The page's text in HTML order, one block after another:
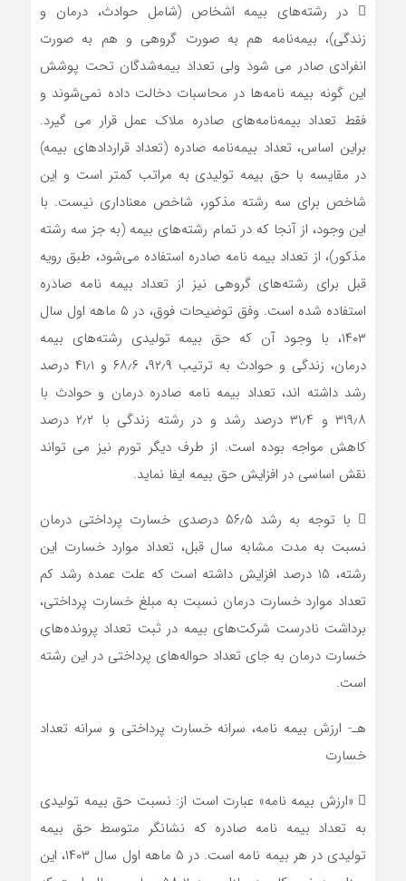
 در رشته‌های بیمه اشخاص (شامل حوادث، درمان و
زندگی)، بیمه‌نامه هم به صورت گروهی و هم به صورت
انفرادی صادر می شود ولی تعداد بیمه‌شدگان تحت پوشش
این گونه بیمه نامه‌ها در محاسبات دخالت داده نمی‌شوند و
فقط تعداد بیمه‌نامه‌های صادره ملاک عمل قرار می گیرد.
براین اساس، تعداد بیمه‌نامه صادره (تعداد قراردادهای بیمه)
در مقایسه با حق بیمه تولیدی به مراتب کمتر است و این
شاخص برای سه رشته مذکور، شاخص معناداری نیست. با
این وجود، از آنجا که در تمام رشته‌های بیمه (به جز سه رشته
مذکور)، از تعداد بیمه نامه صادره استفاده می‌شود، طبق رویه
قبل برای رشته‌های گروهی نیز از تعداد بیمه نامه صادره
استفاده شده است. وفق توضیحات فوق، در ۵ ماهه اول سال
۱۴۰۳، با وجود آن که حق بیمه تولیدی رشته‌های بیمه
درمان، زندگی و حوادث به ترتیب ۹۲٫۹، ۶۸٫۶ و ۴۱٫۱ درصد
رشد داشته اند، تعداد بیمه نامه صادره درمان و حوادث با
۳۱۹٫۸ و ۳۱٫۴ درصد رشد و در رشته زندگی با ۲٫۲ درصد
کاهش مواجه بوده است. از طرف دیگر تورم نیز می تواند
نقش اساسی در افزایش حق بیمه ایفا نماید.
 با توجه به رشد ۵۶٫۵ درصدی خسارت پرداختی درمان
نسبت به مدت مشابه سال قبل، تعداد موارد خسارت این
رشته، ۱۵ درصد افزایش داشته است که علت عمده رشد کم
تعداد موارد خسارت درمان نسبت به مبلغ خسارت پرداختی،
برداشت نادرست شرکت‌های بیمه در ثبت تعداد پرونده‌های
خسارت درمان به جای تعداد حواله‌های پرداختی در این رشته
است.
هـ- ارزش بیمه نامه، سرانه خسارت پرداختی و سرانه تعداد
خسارت
 «ارزش بیمه نامه» عبارت است از: نسبت حق بیمه تولیدی
به تعداد بیمه نامه صادره که نشانگر متوسط حق بیمه
تولیدی در هر بیمه نامه است. در ۵ ماهه اول سال ۱۴۰۳، این